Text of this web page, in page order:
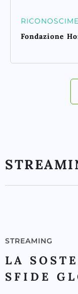
Fondazione
STREAMING
LA
SFIDE